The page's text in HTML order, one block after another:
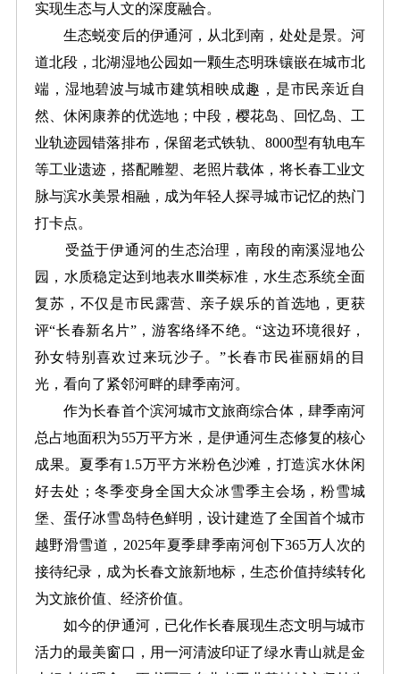
实现生态与人文的深度融合。
生态蜕变后的伊通河，从北到南，处处是景。河
道北段，北湖湿地公园如一颗生态明珠镶嵌在城市北
端，湿地碧波与城市建筑相映成趣，是市民亲近自
然、休闲康养的优选地；中段，樱花岛、回忆岛、工
业轨迹园错落排布，保留老式铁轨、8000型有轨电车
等工业遗迹，搭配雕塑、老照片载体，将长春工业文
脉与滨水美景相融，成为年轻人探寻城市记忆的热门
打卡点。
受益于伊通河的生态治理，南段的南溪湿地公
园，水质稳定达到地表水Ⅲ类标准，水生态系统全面
复苏，不仅是市民露营、亲子娱乐的首选地，更获
评“长春新名片”，游客络绎不绝。“这边环境很好，
孙女特别喜欢过来玩沙子。”长春市民崔丽娟的目
光，看向了紧邻河畔的肆季南河。
作为长春首个滨河城市文旅商综合体，肆季南河
总占地面积为55万平方米，是伊通河生态修复的核心
成果。夏季有1.5万平方米粉色沙滩，打造滨水休闲
好去处；冬季变身全国大众冰雪季主会场，粉雪城
堡、蛋仔冰雪岛特色鲜明，设计建造了全国首个城市
越野滑雪道，2025年夏季肆季南河创下365万人次的
接待纪录，成为长春文旅新地标，生态价值持续转化
为文旅价值、经济价值。
如今的伊通河，已化作长春展现生态文明与城市
活力的最美窗口，用一河清波印证了绿水青山就是金